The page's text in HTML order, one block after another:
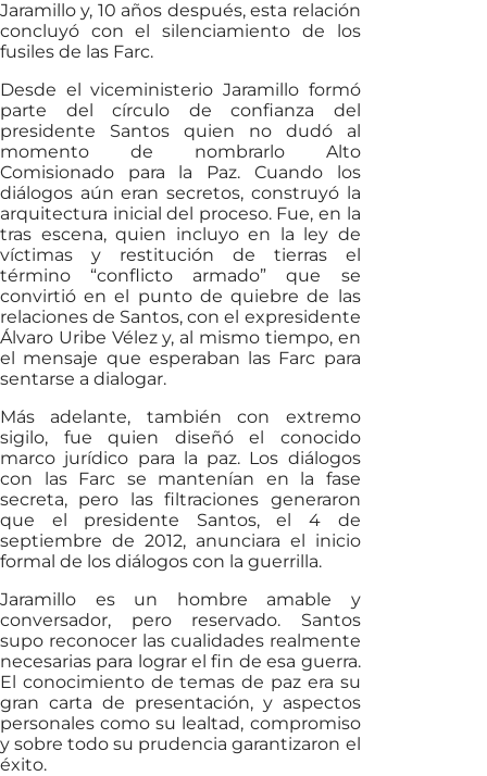
Jaramillo y, 10 años después, esta relación
concluyó con el silenciamiento de los
fusiles de las Farc.
Desde el viceministerio Jaramillo formó
parte del círculo de confianza del
presidente Santos quien no dudó al
momento de nombrarlo Alto
Comisionado para la Paz. Cuando los
diálogos aún eran secretos, construyó la
arquitectura inicial del proceso. Fue, en la
tras escena, quien incluyo en la ley de
víctimas y restitución de tierras el
término “conflicto armado” que se
convirtió en el punto de quiebre de las
relaciones de Santos, con el expresidente
Álvaro Uribe Vélez y, al mismo tiempo, en
el mensaje que esperaban las Farc para
sentarse a dialogar.
Más adelante, también con extremo
sigilo, fue quien diseñó el conocido
marco jurídico para la paz. Los diálogos
con las Farc se mantenían en la fase
secreta, pero las filtraciones generaron
que el presidente Santos, el 4 de
septiembre de 2012, anunciara el inicio
formal de los diálogos con la guerrilla.
Jaramillo es un hombre amable y
conversador, pero reservado. Santos
supo reconocer las cualidades realmente
necesarias para lograr el fin de esa guerra.
El conocimiento de temas de paz era su
gran carta de presentación, y aspectos
personales como su lealtad, compromiso
y sobre todo su prudencia garantizaron el
éxito.